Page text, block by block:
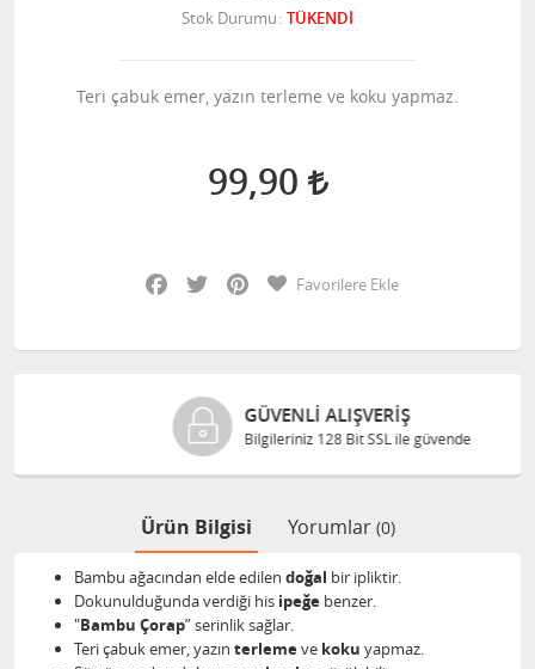
Stok Durumu TÜKENDİ
Teri çabuk emer, yazın terleme ve koku yapmaz.
99,90
Facebook
Twitter PinterestFavorilere Ekle
GÜVENLI ALIŞVERIŞ
Bilgileriniz 128 Bit SSL ile güvende
Ürün Bilgisi Yorumlar (0)
Bambu ağacından elde edilen doğal bir ipliktir.
Dokunulduğunda verdiği his ipeğe benzer.
"Bambu Çorap” serinlik sağlar.
Teri çabuk emer, yazın terlemeve koku yapmaz.